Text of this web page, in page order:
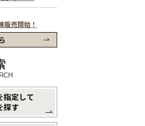
指定して
探す